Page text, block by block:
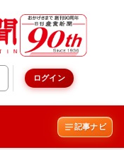
ログイン
記事ナビ